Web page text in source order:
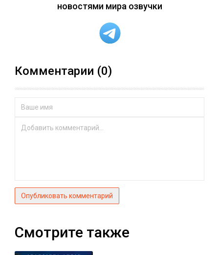
новостями мира озвучки
Комментарии (0)
Опубликовать комментарий
Смотрите также